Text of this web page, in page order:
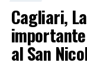
Cagliari,
al San